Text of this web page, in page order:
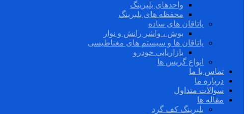
واحدهای بلبرینگ
محفظه های بلبرینگ
یاتاقان های ساده
بوش ، واشر رانش و نوار
یاتاقان ها و سیستم های مغناطیسی
بازاریابی خودرو
انواع گریس ها
تماس با ما
درباره ما
سوالات متداول
مقاله ها
بلبرینگ کف گرد